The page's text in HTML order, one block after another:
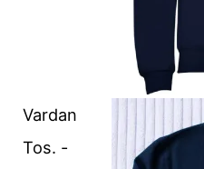
Vardan
Tos. -